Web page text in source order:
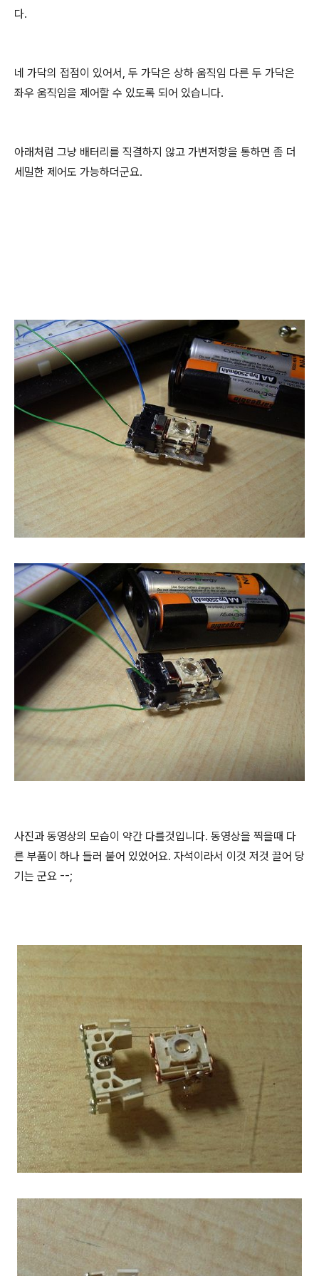
다.
네 가닥의 접점이 있어서, 두 가닥은 상하 움직임 다른 두 가닥은
좌우 움직임을 제어할 수 있도록 되어 있습니다.
아래처럼 그냥 배터리를 직결하지 않고 가변저항을 통하면 좀 더
세밀한 제어도 가능하더군요.
사진과 동영상의 모습이 약간 다를것입니다. 동영상을 찍을때 다
른 부품이 하나 들러 붙어 있었어요. 자석이라서 이것 저것 끌어 당
기는 군요 --;